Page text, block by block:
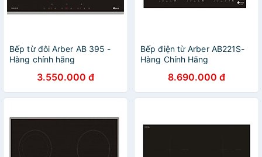
Bếp từ đôi Arber AB 395 -
Hàng chính hãng
3.550.000 đ
Bếp điện từ Arber AB221S-
Hàng Chính Hãng
8.690.000 đ